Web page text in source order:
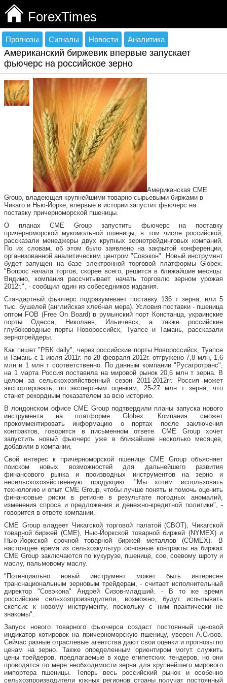
ForexTimes
Прогнозы Сигналы Новости Аналитика
Американский биржевик впервые запускает
фьючерс на российское зерно
Американская CME
Group, владеющая крупнейшими товарно-сырьевыми биржами в
Чикаго и Нью-Йорке, впервые в истории запустит фьючерс на
поставку причерноморской пшеницы.
О планах CME Group запустить фьючерс на поставку
причерноморской мукомольной пшеницы, в том числе российской,
рассказали менеджеры двух крупных зернотрейдинговых компаний.
По их словам, об этом было заявлено на закрытой конференции,
организованной аналитическим центром "Совэкон". Новый инструмент
будет запущен на базе электронной торговой платформы Globex.
"Вопрос начала торгов, скорее всего, решится в ближайшие месяцы.
Видимо, компания рассчитывает начать торговлю зерном урожая
2012г.", - сообщил один из собеседников издания.
Стандартный фьючерс подразумевает поставку 136 т зерна, или 5
тыс. бушелей (английская хлебная мера). Условия поставки - пшеница
оптом FOB (Free On Board) в румынский порт Констанца, украинские
порты Одесса, Николаев, Ильичевск, а также российские
глубоководные порты Новороссийск, Туапсе и Тамань, рассказали
зернотрейдеры.
Как пишет "РБК daily", через российские порты Новороссийск, Туапсе
и Тамань с 1 июля 2011г. по 28 февраля 2012г. отгружено 7,8 млн, 1,6
млн и 1 млн т соответственно. По данным компании "Русагротранс",
на 1 марта Россия поставила на мировой рынок 20,6 млн т зерна. В
целом за сельскохозяйственный сезон 2011-2012гг. Россия может
экспортировать, по экспертным оценкам, 25-27 млн т зерна, что
станет рекордным показателем за всю историю.
В лондонском офисе CME Group подтвердили планы запуска нового
инструмента на платформе Globex. Компания сможет
прокомментировать информацию о портах после заключения
контрактов, говорится в письменном ответе. CME Group хочет
запустить новый фьючерс уже в ближайшие несколько месяцев,
добавили в компании.
Свой интерес к причерноморской пшенице CME Group объясняет
поиском новых возможностей для дальнейшего развития
финансового рынка и производных инструментов на зерно и
несельскохозяйственную продукцию. "Мы хотим использовать
технологию и опыт CME Group, чтобы лучше понять и помочь оценить
финансовые риски в регионе в результате погодных аномалий,
изменения спроса и предложения и денежно-кредитной политики", -
говорится в ответе компании.
CME Group владеет Чикагской торговой палатой (CBOT), Чикагской
товарной биржей (CME), Нью-Йоркской товарной биржей (NYMEX) и
Нью-Йоркской срочной товарной биржей металлов (COMEX). В
настоящее время из сельхозкультур основные контракты на биржах
CME Group заключаются по кукурузе, пшенице, сое, соевому шроту и
маслу, пальмовому маслу.
"Потенциально новый инструмент может быть интересен
транснациональным зерновым трейдерам, - считает исполнительный
директор "Совэкона" Андрей Сизов-младший. - В то же время
российские сельхозпроизводители, возможно, будут испытывать
скепсис к новому инструменту, поскольку с ним практически не
знакомы".
Запуск нового товарного фьючерса создаст постоянный ценовой
индикатор котировок на причерноморскую пшеницу, уверен А.Сизов.
Сейчас разные отраслевые агентства дают свои оценки и прогнозы по
ценам на зерно. Также определенным ориентиром могут служить
цены трейдеров, предлагаемые в ходе египетских тендеров, но они
проводятся по мере необходимости зерна для крупнейшего мирового
импортера пшеницы. Теперь весь российский рынок и особенно
сельхозпроизводители южных регионов страны получат постоянный